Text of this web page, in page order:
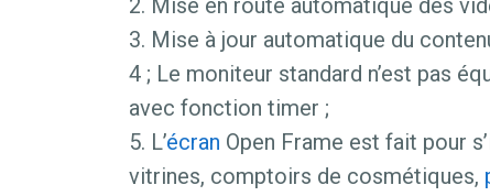
2. Mise en route automatique des
3. Mise à jour automatique du
4 ; Le moniteur standard n’est pas
avec fonction timer ;
5. L’écran Open Frame est fait pour
vitrines, comptoirs de cosmétiques,